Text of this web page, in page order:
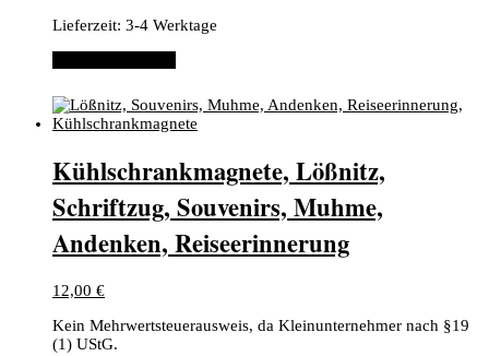
Lieferzeit: 3-4 Werktage
Kühlschrankmagnete, Lößnitz,
Schriftzug, Souvenirs, Muhme,
Andenken, Reiseerinnerung
12,00 €
Kein Mehrwertsteuerausweis, da Kleinunternehmer nach §19
(1) UStG.